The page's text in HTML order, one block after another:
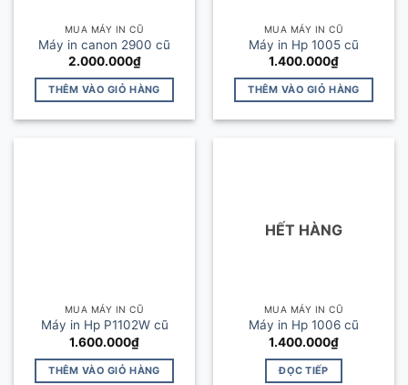
MUA MÁY IN CŨ
Máy in canon 2900 cũ
2.000.000₫
THÊM VÀO GIỎ HÀNG
MUA MÁY IN CŨ
Máy in Hp 1005 cũ
1.400.000₫
THÊM VÀO GIỎ HÀNG
MUA MÁY IN CŨ
Máy in Hp P1102W cũ
1.600.000₫
THÊM VÀO GIỎ HÀNG
HẾT HÀNG
MUA MÁY IN CŨ
Máy in Hp 1006 cũ
1.400.000₫
ĐỌC TIẾP